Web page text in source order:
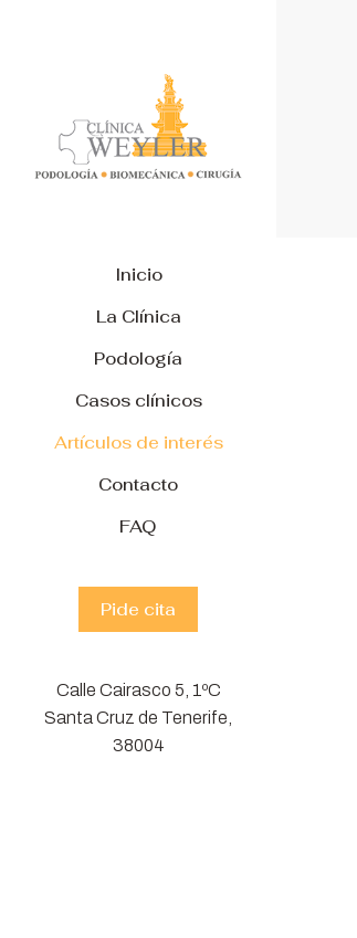
Inicio
La Clínica
Podología
Casos clínicos
Artículos de interés
Contacto
FAQ
Pide cita
Calle Cairasco 5, 1ºC
Santa Cruz de Tenerife,
38004